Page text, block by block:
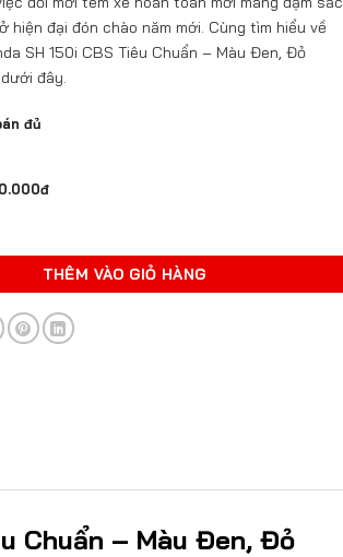
hiện đại đón chào năm mới. Cùng tìm hiểu về
SH 150i CBS Tiêu Chuẩn – Màu Đen, Đỏ
đây.
đủ
CBS TIÊU CHUẨN - MÀU ĐEN, ĐỎ số lượng
THÊM VÀO GIỎ HÀNG
Chuẩn – Màu Đen, Đỏ